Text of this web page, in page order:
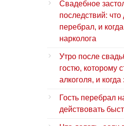
Свадебное
последствий: что
перебрал, и
нарколога
Утро после
гостю, которому
алкоголя, и
Гость перебрал
действовать